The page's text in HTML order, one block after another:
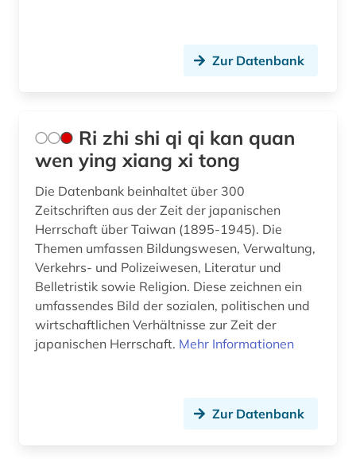
Zur Datenbank
Ri zhi shi qi qi kan quan
wen ying xiang xi tong
Die Datenbank beinhaltet über 300
Zeitschriften aus der Zeit der japanischen
Herrschaft über Taiwan (1895-1945). Die
Themen umfassen Bildungswesen, Verwaltung,
Verkehrs- und Polizeiwesen, Literatur und
Belletristik sowie Religion. Diese zeichnen ein
umfassendes Bild der sozialen, politischen und
wirtschaftlichen Verhältnisse zur Zeit der
japanischen Herrschaft. Mehr Informationen
Zur Datenbank